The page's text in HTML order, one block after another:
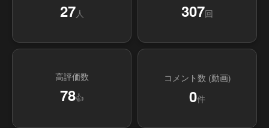
27人 307回
高評価数
78👍
コメント数 (動画)
0件